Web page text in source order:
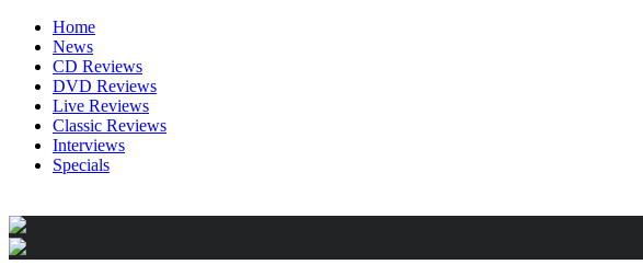
Home
News
CD Reviews
DVD Reviews
Live Reviews
Classic Reviews
Interviews
Specials